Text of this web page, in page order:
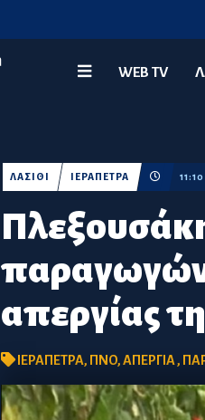
WEB TV
παραγωγών
απεργίας
ΛΑΣΙΘΙ ΙΕΡΑΠΕΤΡΑ
ΙΕΡΑΠΕΤΡΑ, ΠΝΟ,ΑΠΕΡΓΙΑ,